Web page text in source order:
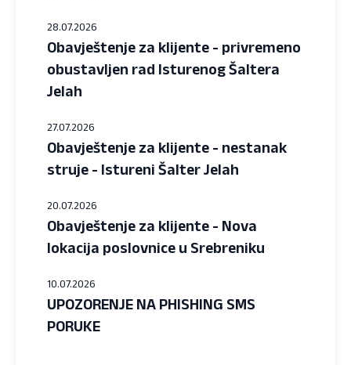
28.07.2026
Obavještenje za klijente - privremeno
obustavljen rad Isturenog Šaltera
Jelah
27.07.2026
Obavještenje za klijente - nestanak
struje - Istureni Šalter Jelah
20.07.2026
Obavještenje za klijente - Nova
lokacija poslovnice u Srebreniku
10.07.2026
UPOZORENJE NA PHISHING SMS
PORUKE